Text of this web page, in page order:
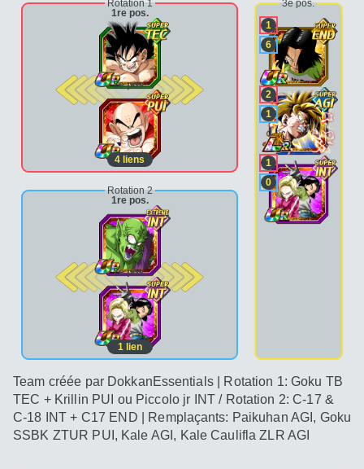
Rotation 1
1re pos.
2e pos.
4 liens
Rotation 2
1re pos.
2e pos.
1lien
3e pos.
1
6
2
1
1
0
Team créée par DokkanEssentials | Rotation 1: Goku TB
TEC + Krillin PUI ou Piccolo jr INT / Rotation 2: C-17 &
C-18 INT + C17 END | Remplaçants: Paikuhan AGI, Goku
SSBK ZTUR PUI, Kale AGI, Kale Caulifla ZLR AGI